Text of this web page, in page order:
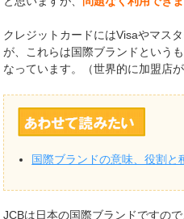
クレジットカードにはVisaやマス
が、これらは国際ブランドという
なっています。（世界的に加盟店が
国際ブランドの意味、役割と
JCBは日本の国際ブランドですの